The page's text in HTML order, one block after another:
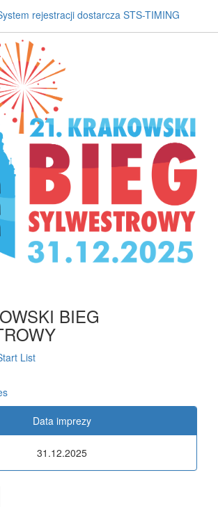
rejestracji dostarcza STS-TIMING
BIEG
List
Data imprezy
31.12.2025